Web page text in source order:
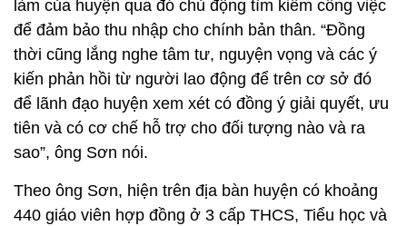
làm của huyện qua đó chủ động tìm kiếm công việc
để đảm bảo thu nhập cho chính bản thân. “Đồng
thời cũng lắng nghe tâm tư, nguyện vọng và các ý
kiến phản hồi từ người lao động để trên cơ sở đó
để lãnh đạo huyện xem xét có đồng ý giải quyết, ưu
tiên và có cơ chế hỗ trợ cho đối tượng nào và ra
sao”, ông Sơn nói.
Theo ông Sơn, hiện trên địa bàn huyện có khoảng
440 giáo viên hợp đồng ở 3 cấp THCS, Tiểu học và